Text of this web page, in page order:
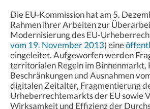
Die EU-Kommission hat am 5.
Rahmen ihrer Arbeiten zur
Modernisierung des EU-
vom 19. November 2013) eine
eingeleitet. Aufgeworfen werden
territorialen Regeln im Binnenmarkt,
Beschränkungen und Ausnahmen
digitalen Zeitalter, Fragmentierung
Urheberrechtemarkts der EU sowie
Wirksamkeit und Effizienz der